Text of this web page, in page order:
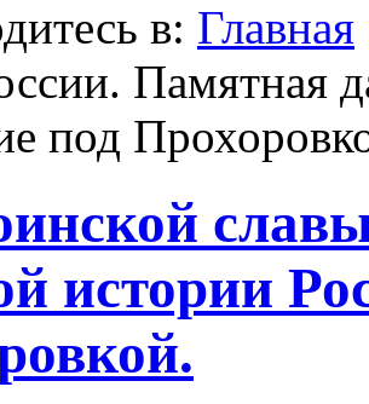
в: Главная
Памятная
под
истории